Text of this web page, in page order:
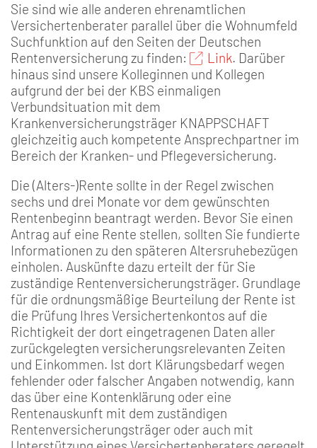
Sie sind wie alle anderen ehrenamtlichen
Versichertenberater parallel über die Wohnumfeld
Suchfunktion auf den Seiten der Deutschen
Rentenversicherung zu finden:
Link. Darüber
hinaus sind unsere Kolleginnen und Kollegen
aufgrund der bei der KBS einmaligen
Verbundsituation mit dem
Krankenversicherungsträger KNAPPSCHAFT
gleichzeitig auch kompetente Ansprechpartner im
Bereich der Kranken- und Pflegeversicherung.
Die (Alters-)Rente sollte in der Regel zwischen
sechs und drei Monate vor dem gewünschten
Rentenbeginn beantragt werden. Bevor Sie einen
Antrag auf eine Rente stellen, sollten Sie fundierte
Informationen zu den späteren Altersruhebezü­gen
einholen. Auskünfte dazu erteilt der für Sie
zuständige Renten­versicherungsträger. Grundlage
für die ordnungsmäßige Beurteilung der Rente ist
die Prüfung Ihres Versichertenkontos auf die
Richtigkeit der dort eingetra­genen Daten aller
zurückge­legten versicherungsrelevan­ten Zeiten
und Einkommen. Ist dort Klärungsbedarf we­gen
fehlender oder falscher Angaben notwendig, kann
das über eine Kontenklärung oder eine
Rentenauskunft mit dem zuständigen
Rentenversicherungsträ­ger oder auch mit